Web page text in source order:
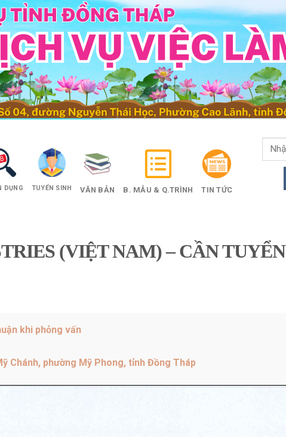
DỤNG
TUYỂN SINH VĂN BẢN B. MẪU & Q.TRÌNH TIN TỨC
(VIỆT NAM) – CẦN TUYỂN
khi phỏng vấn
Chánh, phường Mỹ Phong, tỉnh Đồng Tháp